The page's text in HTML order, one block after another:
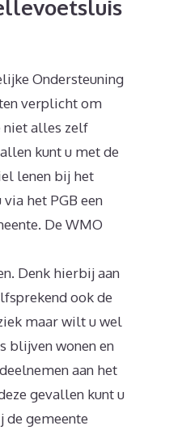
Ondersteuning
verplicht om
niet alles zelf
kunt u met de
lenen bij het
het PGB een
De WMO
Denk hierbij aan
ook de
maar wilt u wel
blijven wonen en
aan het
gevallen kunt u
de gemeente